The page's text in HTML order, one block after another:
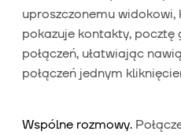
uproszczonemu widokowi,
pokazuje kontakty, pocztę
połączeń, ułatwiając
połączeń jednym
Wspólne rozmowy.